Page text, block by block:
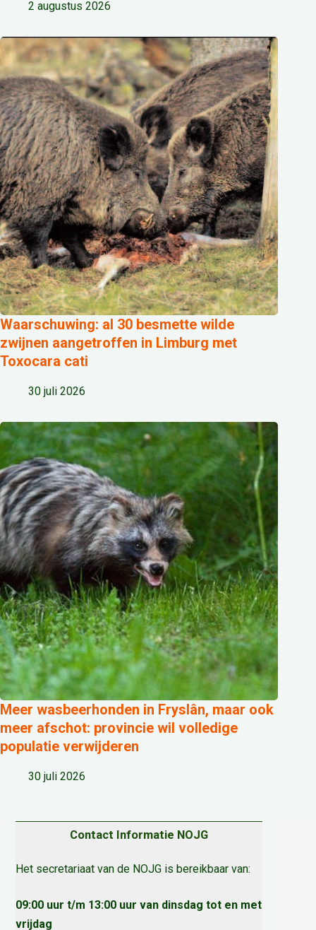
2 augustus 2026
Waarschuwing: al 30 besmette wilde
zwijnen aangetroffen in Limburg met
Toxocara cati
30 juli 2026
Meer wasbeerhonden in Fryslân, maar ook
meer afschot: provincie wil volledige
populatie verwijderen
30 juli 2026
Contact Informatie NOJG
Het secretariaat van de NOJG is bereikbaar van:
09:00 uur t/m 13:00 uur van dinsdag tot en met
vrijdag